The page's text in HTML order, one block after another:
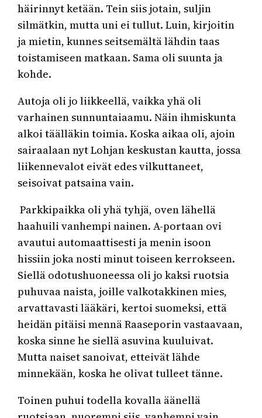
häirinnyt ketään. Tein siis jotain, suljin
silmätkin, mutta uni ei tullut. Luin, kirjoitin
ja mietin, kunnes seitsemältä lähdin taas
toistamiseen matkaan. Sama oli suunta ja
kohde.
Autoja oli jo liikkeellä, vaikka yhä oli
varhainen sunnuntaiaamu. Näin ihmiskunta
alkoi täälläkin toimia. Koska aikaa oli, ajoin
sairaalaan nyt Lohjan keskustan kautta, jossa
liikennevalot eivät edes vilkuttaneet,
seisoivat patsaina vain.
Parkkipaikka oli yhä tyhjä, oven lähellä
haahuili vanhempi nainen. A-portaan ovi
avautui automaattisesti ja menin isoon
hissiin joka nosti minut toiseen kerrokseen.
Siellä odotushuoneessa oli jo kaksi ruotsia
puhuvaa naista, joille valkotakkinen mies,
arvattavasti lääkäri, kertoi suomeksi, että
heidän pitäisi mennä Raaseporin vastaavaan,
koska sinne he siellä asuvina kuuluivat.
Mutta naiset sanoivat, etteivät lähde
minnekään, koska he olivat tulleet tänne.
Toinen puhui todella kovalla äänellä